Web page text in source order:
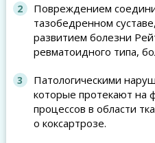
Повреждением
тазобедренном
развитием болезни
ревматоидного типа,
Патологическими
которые протекают на
процессов в области
о коксартрозе.